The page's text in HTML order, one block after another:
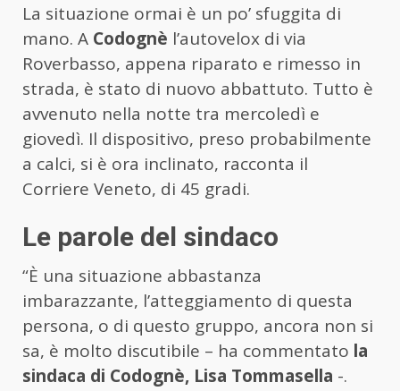
La situazione ormai è un po’ sfuggita di
mano. A Codognè l’autovelox di via
Roverbasso, appena riparato e rimesso in
strada, è stato di nuovo abbattuto. Tutto è
avvenuto nella notte tra mercoledì e
giovedì. Il dispositivo, preso probabilmente
a calci, si è ora inclinato, racconta il
Corriere Veneto, di 45 gradi.
Le parole del sindaco
“È una situazione abbastanza
imbarazzante, l’atteggiamento di questa
persona, o di questo gruppo, ancora non si
sa, è molto discutibile – ha commentato la
sindaca di Codognè, Lisa Tommasella -.